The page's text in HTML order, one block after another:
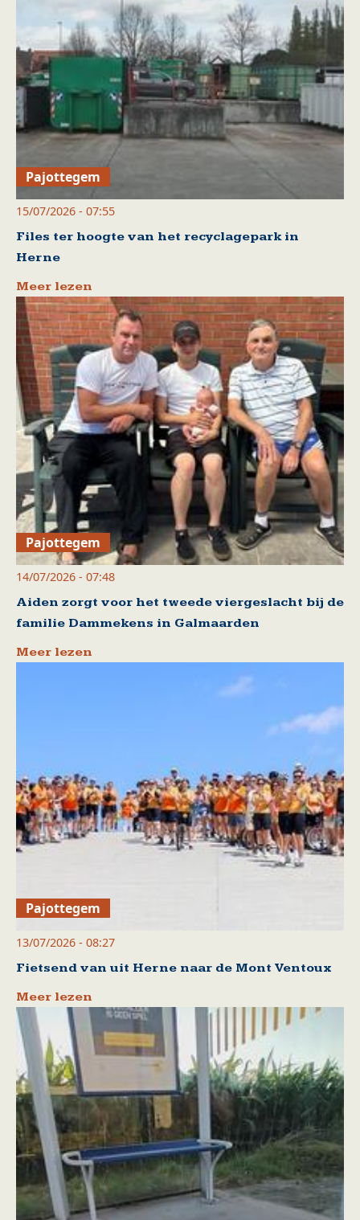
Pajottegem
15/07/2026 - 07:55
Files ter hoogte van het recyclagepark in
Herne
Meer lezen
Pajottegem
14/07/2026 - 07:48
Aiden zorgt voor het tweede viergeslacht bij de
familie Dammekens in Galmaarden
Meer lezen
Pajottegem
13/07/2026 - 08:27
Fietsend van uit Herne naar de Mont Ventoux
Meer lezen